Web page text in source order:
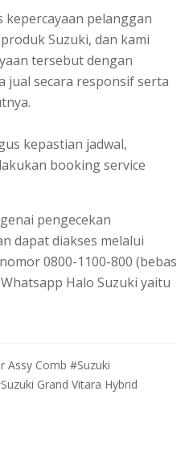
pelanggan
Suzuki, dan kami
tersebut dengan
jual secara responsif serta
kepastian jadwal,
booking service
pengecekan
dapat diakses melalui
0800-1100-800 (bebas
Halo Suzuki yaitu
Assy Comb #Suzuki
Grand Vitara Hybrid